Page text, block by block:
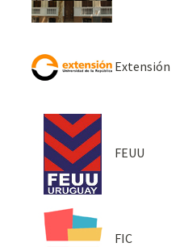
Extensión
FEUU
FIC